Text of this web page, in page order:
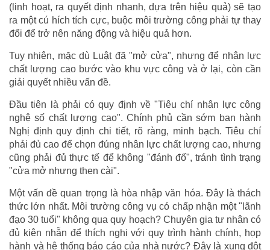
(linh hoạt, ra quyết định nhanh, dựa trên hiệu quả) sẽ tạo
ra một cú hích tích cực, buộc môi trường công phải tự thay
đổi để trở nên năng động và hiệu quả hơn.
Tuy nhiên, mặc dù Luật đã "mở cửa", nhưng để nhân lực
chất lượng cao bước vào khu vực công và ở lại, còn cần
giải quyết nhiều vấn đề.
Đầu tiên là phải có quy định về "Tiêu chí nhân lực công
nghệ số chất lượng cao". Chính phủ cần sớm ban hành
Nghị định quy định chi tiết, rõ ràng, minh bạch. Tiêu chí
phải đủ cao để chọn đúng nhân lực chất lượng cao, nhưng
cũng phải đủ thực tế để không "đánh đố", tránh tình trạng
"cửa mở nhưng then cài".
Một vấn đề quan trọng là hòa nhập văn hóa. Đây là thách
thức lớn nhất. Môi trường công vụ có chấp nhận một "lãnh
đạo 30 tuổi" không qua quy hoạch? Chuyên gia tư nhân có
đủ kiên nhẫn để thích nghi với quy trình hành chính, họp
hành và hệ thống báo cáo của nhà nước? Đây là xung đột